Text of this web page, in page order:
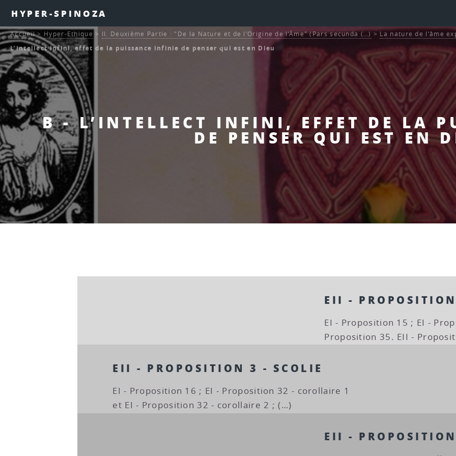
HYPER-SPINOZA
B - L’INTELLECT INFINI, EFFET DE LA
DE PENSER QUI EST EN
Accueil> Hyper-Ethique > II. Deuxième Partie : "De la Nature et de l’Origine de l’Âme" (Pars secunda (…) > La nature de l’âme
L’intellect infini, effet de la puissance infinie de penser qui est en Dieu
EII -
EI - Proposition 15 ; EI -
Proposition 35. EII -
EII - PROPOSITION 3 - SCOLIE
EI - Proposition 16 ; EI - Proposition 32 - corollaire 1
et EI - Proposition 32 - corollaire 2 ; (…)
EII -